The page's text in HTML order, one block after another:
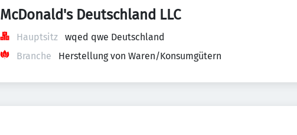
McDonald's Deutschland LLC
Hauptsitz
wqed qwe Deutschland
Branche
Herstellung von Waren/Konsumgütern